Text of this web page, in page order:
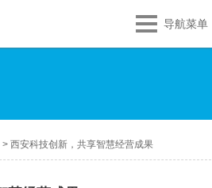
导航菜单
>西安科技创新，共享智慧经营成果